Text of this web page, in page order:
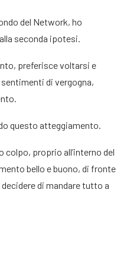
del Network, ho
seconda ipotesi.
preferisce voltarsi e
di vergogna,
questo atteggiamento.
colpo, proprio all’interno del
bello e buono, di fronte
di mandare tutto a